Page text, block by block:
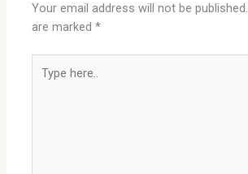
Your email address will not be published.
are marked*
here..